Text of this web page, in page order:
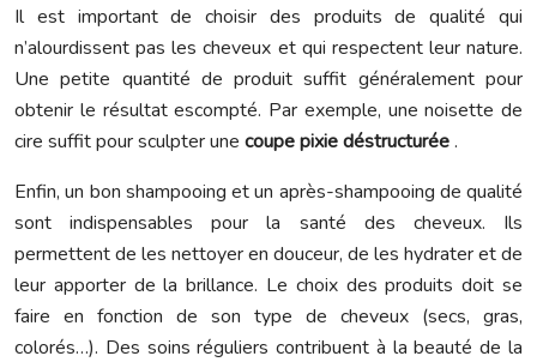
Il est important de choisir des produits de qualité qui
n’alourdissent pas les cheveux et qui respectent leur nature.
Une petite quantité de produit suffit généralement pour
obtenir le résultat escompté. Par exemple, une noisette de
cire suffit pour sculpter une coupe pixie déstructurée.
Enfin, un bon shampooing et un après-shampooing de qualité
sont indispensables pour la santé des cheveux. Ils
permettent de les nettoyer en douceur, de les hydrater et de
leur apporter de la brillance. Le choix des produits doit se
faire en fonction de son type de cheveux (secs, gras,
colorés…). Des soins réguliers contribuent à la beauté de la